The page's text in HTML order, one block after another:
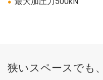
狭いスペースでも